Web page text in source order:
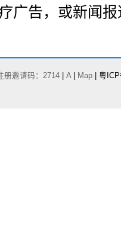
广告，或新闻报
册邀请码：2714 A| Map | 粤